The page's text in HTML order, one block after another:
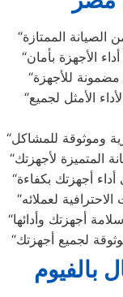
“تميز في الخدمة: توكيل شارب يضمن الأداء الأمثل لجميع
بالفيوم